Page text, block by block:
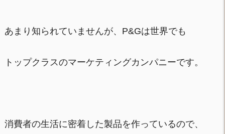
あまり知られていませんが、P&Gは世界でも
トップクラスのマーケティングカンパニーです。
消費者の生活に密着した製品を作っているので、